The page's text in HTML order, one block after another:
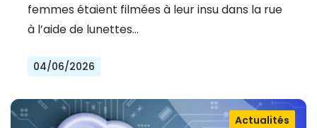
femmes étaient filmées à leur insu dans la rue
à l’aide de lunettes…
04/06/2026
Actualités